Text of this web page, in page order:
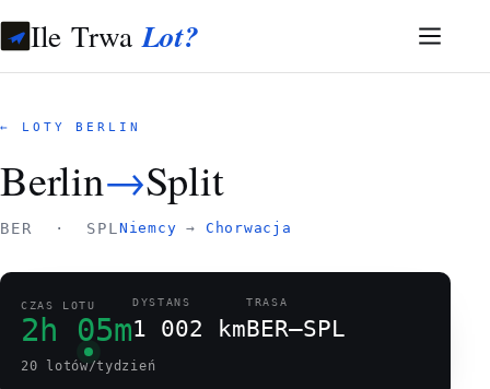
Ile TrwaLot?
← LOTY BERLIN
Berlin→Split
BER · SPL Niemcy → Chorwacja
CZAS LOTU
2h 05m
DYSTANS
1 002 km
TRASA
BER–SPL
20 lotów/tydzień